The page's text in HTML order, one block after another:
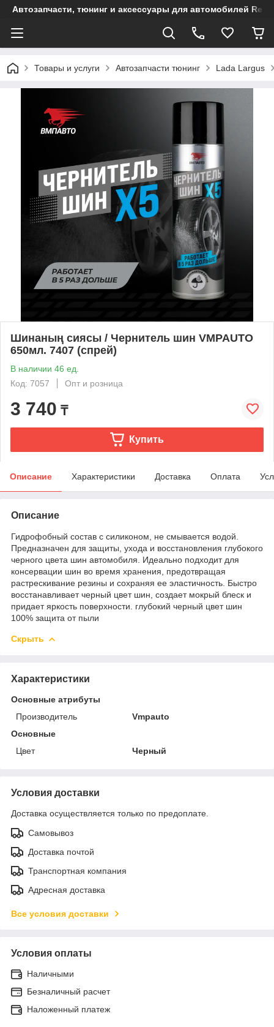
Автозапчасти, тюнинг и аксессуары для автомобилей
Товары и услуги Автозапчасти тюнинг Lada Largus
Шинаның сиясы / Чернитель шин VMPAUTO
650мл. 7407 (спрей)
В наличии 46 ед.
Код: 7057
Опт и розница
3 740 ₸
Купить
Описание Характеристики Доставка Оплата
Описание
Гидрофобный состав с силиконом, не смывается водой.
Предназначен для защиты, ухода и восстановления глубокого
черного цвета шин автомобиля. Идеально подходит для
консервации шин во время хранения, предотвращая
растрескивание резины и сохраняя ее эластичность. Быстро
восстанавливает черный цвет шин, создает мокрый блеск и
придает яркость поверхности. глубокий черный цвет шин
100% защита от пыли
Скрыть
Характеристики
Основные атрибуты
Производитель
Vmpauto
Основные
Цвет
Черный
Условия доставки
Доставка осуществляется только по предоплате.
Самовывоз
Доставка почтой
Транспортная компания
Адресная доставка
Все условия доставки
Условия оплаты
Наличными
Безналичный расчет
Наложенный платеж